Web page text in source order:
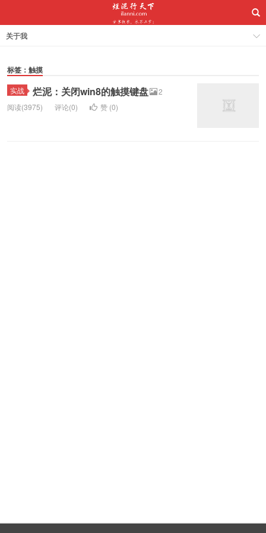
关于我
标签：触摸
实战 烂泥：关闭win8的触摸键盘
2
阅读(3975)
评论(0) 赞 (0)